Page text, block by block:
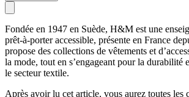
Fondée en 1947 en Suède, H&M est une
prêt-à-porter accessible, présente en France
propose des collections de vêtements et
la mode, tout en s’engageant pour la durabilité
le secteur textile.
Après avoir lu cet article, vous aurez toutes les